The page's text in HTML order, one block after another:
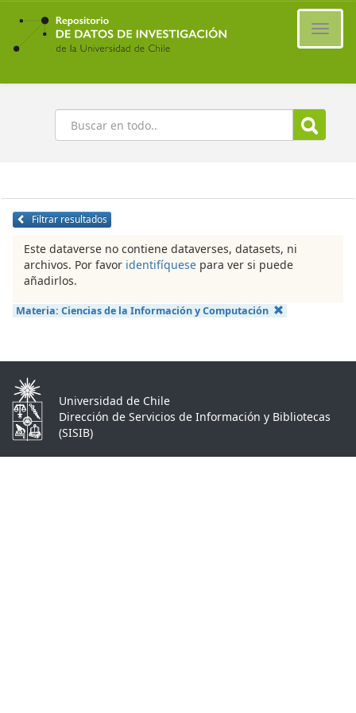
Ir
contenido
principal
Buscar
Filtrar resultados
Este dataverse no contiene dataverses, datasets, ni
archivos. Por favor identifíquese para ver si puede
añadirlos.
Materia: Ciencias de la Información y Computación
Universidad de Chile
Dirección de Servicios de Información y Bibliotecas
(SISIB)